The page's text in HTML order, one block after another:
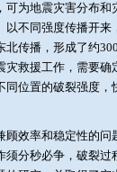
为地震灾害分布
不同强度传播开
传播，形成了约
救援工作，需要
位置的破裂强度
效率和稳定性的
分秒必争，破裂